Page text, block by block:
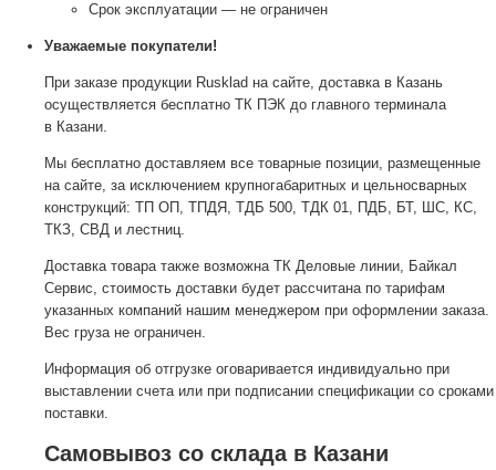
Срок эксплуатации — не ограничен
Уважаемые покупатели!
При заказе продукции Rusklad на сайте, доставка в Казань
осуществляется бесплатно ТК ПЭК до главного терминала
в Казани.
Мы бесплатно доставляем все товарные позиции, размещенные
на сайте, за исключением крупногабаритных и цельносварных
конструкций: ТП ОП, ТПДЯ, ТДБ 500, ТДК 01, ПДБ, БТ, ШС, КС,
ТКЗ, СВД и лестниц.
Доставка товара также возможна ТК Деловые линии, Байкал
Сервис, стоимость доставки будет рассчитана по тарифам
указанных компаний нашим менеджером при оформлении заказа.
Вес груза не ограничен.
Информация об отгрузке оговаривается индивидуально при
выставлении счета или при подписании спецификации со сроками
поставки.
Самовывоз со склада в Казани